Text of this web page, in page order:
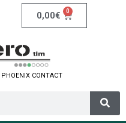
0,00€ 0
PHOENIX CONTACT